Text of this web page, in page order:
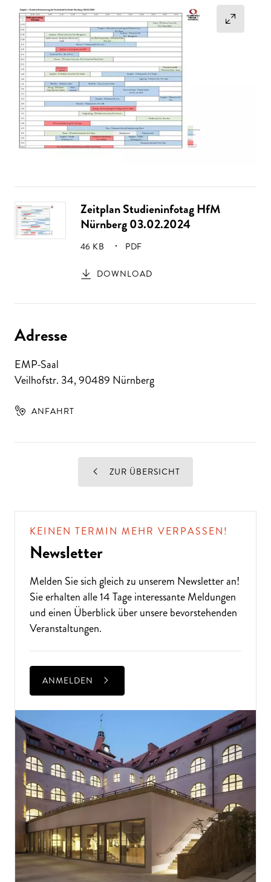
Zeitplan Studieninfotag HfM
Nürnberg 03.02.2024
GRÖSSE:
46 KB PDF
DOWNLOAD
Adresse
EMP-Saal
Veilhofstr. 34,90489 Nürnberg
ANFAHRT
ZUR ÜBERSICHT
KEINEN TERMIN MEHR VERPASSEN!
Newsletter
Melden Sie sich gleich zu unserem Newsletteran!
Sie erhalten alle 14 Tage interessante Meldungen
und einen Überblick über unsere bevorstehenden
Veranstaltungen.
ANMELDEN